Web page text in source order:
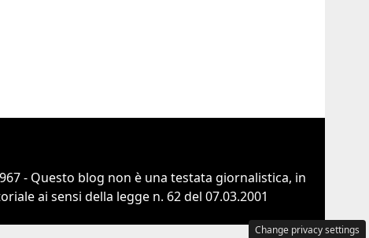
- Questo blog non è una testata giornalistica, in
ai sensi della legge n. 62 del 07.03.2001
Change privacy settings